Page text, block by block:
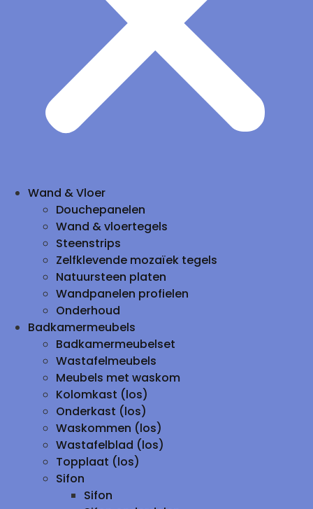
Wand & Vloer
Douchepanelen
Wand & vloertegels
Steenstrips
Zelfklevende mozaïek tegels
Natuursteen platen
Wandpanelen profielen
Onderhoud
Badkamermeubels
Badkamermeubelset
Wastafelmeubels
Meubels met waskom
Kolomkast (los)
Onderkast (los)
Waskommen (los)
Wastafelblad (los)
Topplaat (los)
Sifon
Sifon